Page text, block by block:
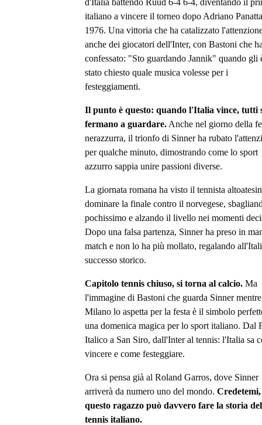
d'Italia battendo Ruud 6-4 6-4, diventando il
italiano a vincere il torneo dopo Adriano
1976. Una vittoria che ha catalizzato
anche dei giocatori dell'Inter, con Bastoni che
confessato: "Sto guardando Jannik" quando gli
stato chiesto quale musica volesse per i
festeggiamenti.
Il punto è questo: quando l'Italia vince, tutti
fermano a guardare. Anche nel giorno della
nerazzurra, il trionfo di Sinner ha rubato
per qualche minuto, dimostrando come lo sport
azzurro sappia unire passioni diverse.
La giornata romana ha visto il tennista
dominare la finale contro il norvegese,
pochissimo e alzando il livello nei momenti
Dopo una falsa partenza, Sinner ha preso in
match e non lo ha più mollato, regalando
successo storico.
Capitolo tennis chiuso, si torna al calcio. Ma
l'immagine di Bastoni che guarda Sinner mentre
Milano lo aspetta per la festa è il simbolo
una domenica magica per lo sport italiano. Dal
Italico a San Siro, dall'Inter al tennis: l'Italia sa
vincere e come festeggiare.
Ora si pensa già al Roland Garros, dove Sinner
arriverà da numero uno del mondo. Credetemi,
questo ragazzo può davvero fare la storia del
tennis italiano.